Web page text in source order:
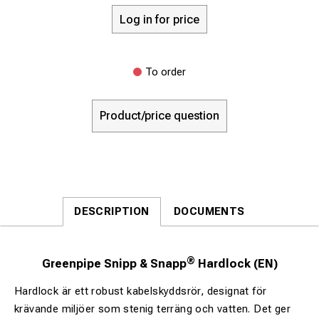
Log in for price
To order
Product/price question
DESCRIPTION DOCUMENTS
Greenpipe Snipp & Snapp® Hardlock (EN)
Hardlock är ett robust kabelskyddsrör, designat för
krävande miljöer som stenig terräng och vatten. Det ger